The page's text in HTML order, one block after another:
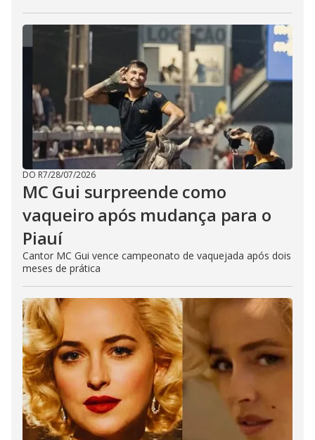
DO R7/28/07/2026
MC Gui surpreende como
vaqueiro após mudança para o
Piauí
Cantor MC Gui vence campeonato de vaquejada após dois
meses de prática